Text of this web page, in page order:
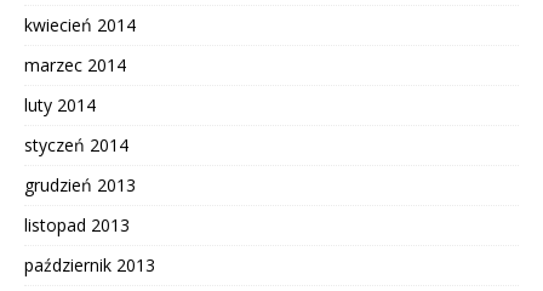
kwiecień 2014
marzec 2014
luty 2014
styczeń 2014
grudzień 2013
listopad 2013
październik 2013